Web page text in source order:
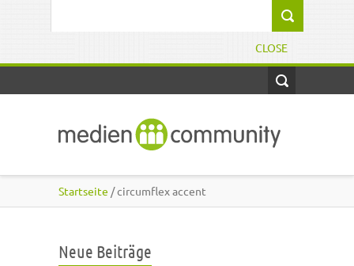
CLOSE
Startseite / circumflex accent
Neue Beiträge